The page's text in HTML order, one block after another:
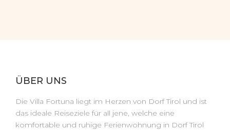
ÜBER UNS
Die Villa Fortuna liegt im Herzen von Dorf Tirol und ist
das ideale Reiseziele für all jene, welche eine
komfortable und ruhige Ferienwohnung in Dorf Tirol